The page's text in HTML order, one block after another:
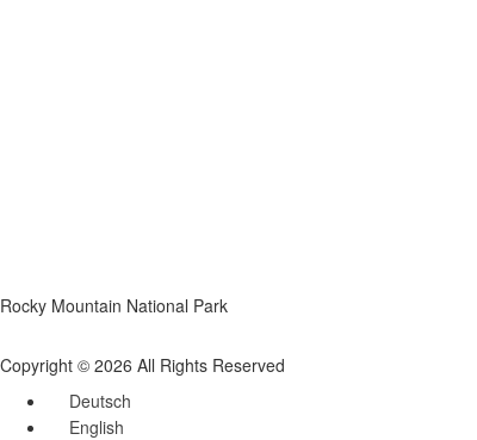
Rocky Mountain National Park
Copyright © 2026 All Rights Reserved
Deutsch
English